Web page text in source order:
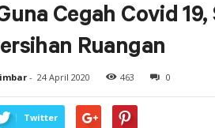
Cegah Covid 19,
Ruangan
- 24 April 2020 463 0
Twitter